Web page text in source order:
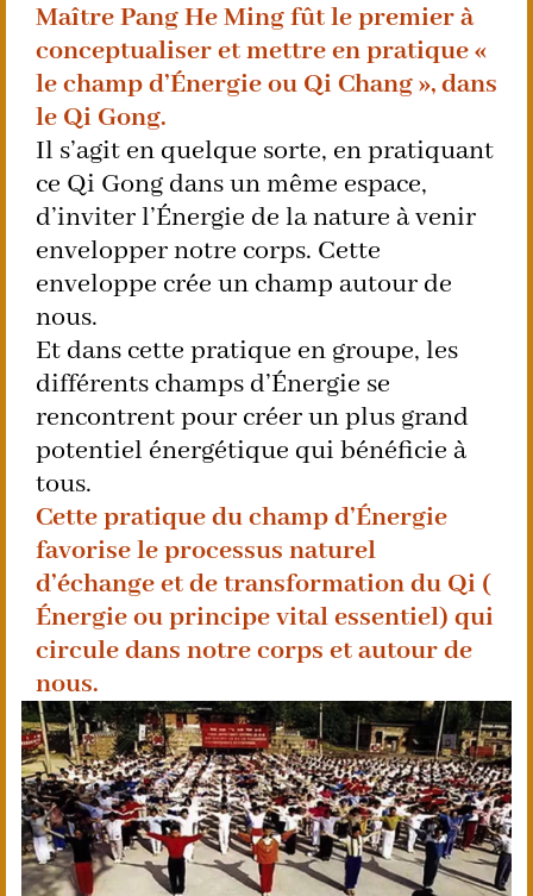
Maître Pang He Ming fût le premier à
conceptualiser et mettre en pratique «
le champ d’Énergie ou Qi Chang », dans
le Qi Gong.
Il s’agit en quelque sorte, en pratiquant
ce Qi Gong dans un même espace,
d’inviter l’Énergie de la nature à venir
envelopper notre corps. Cette
enveloppe crée un champ autour de
nous.
Et dans cette pratique en groupe, les
différents champs d’Énergie se
rencontrent pour créer un plus grand
potentiel énergétique qui bénéficie à
tous.
Cette pratique du champ d’Énergie
favorise le processus naturel
d’échange et de transformation du Qi (
Énergie ou principe vital essentiel) qui
circule dans notre corps et autour de
nous.